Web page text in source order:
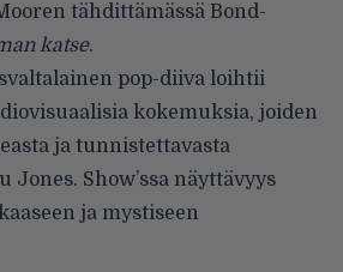
tähdittämässä Bond-
katse.
pop-diiva loihtii
kokemuksia, joiden
ja tunnistettavasta
Show’ssa näyttävyys
ja mystiseen